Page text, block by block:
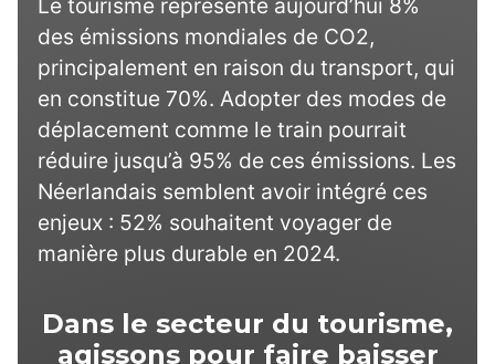
Le tourisme représente aujourd’hui 8%
des émissions mondiales de CO2,
principalement en raison du transport, qui
en constitue 70%. Adopter des modes de
déplacement comme le train pourrait
réduire jusqu’à 95% de ces émissions. Les
Néerlandais semblent avoir intégré ces
enjeux : 52% souhaitent voyager de
manière plus durable en 2024.
Dans le secteur du tourisme,
agissons pour faire baisser